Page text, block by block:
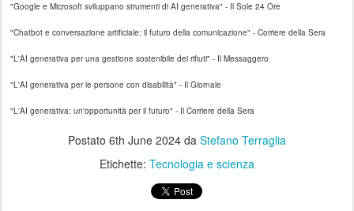
"Google e Microsoft sviluppano strumenti di AI generativa" - Il Sole 24 Ore
"Chatbot e conversazione artificiale: il futuro della comunicazione" - Corriere della Sera
"L'AI generativa per una gestione sostenibile dei rifiuti" - Il Messaggero
"L'AI generativa per le persone con disabilità" - Il Giornale
"L'AI generativa: un'opportunità per il futuro" - Il Corriere della Sera
Postato 6th June 2024 da Stefano Terraglia
Etichette: Tecnologia e scienza